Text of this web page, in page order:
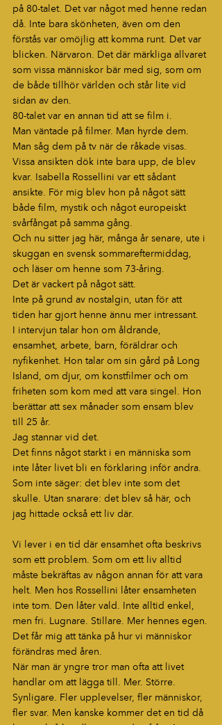
på 80-talet. Det var något med henne redan
då. Inte bara skönheten, även om den
förstås var omöjlig att komma runt. Det var
blicken. Närvaron. Det där märkliga allvaret
som vissa människor bär med sig, som om
de både tillhör världen och står lite vid
sidan av den.
80-talet var en annan tid att se film i.
Man väntade på filmer. Man hyrde dem.
Man såg dem på tv när de råkade visas.
Vissa ansikten dök inte bara upp, de blev
kvar. Isabella Rossellini var ett sådant
ansikte. För mig blev hon på något sätt
både film, mystik och något europeiskt
svårfångat på samma gång.
Och nu sitter jag här, många år senare, ute i
skuggan en svensk sommareftermiddag,
och läser om henne som 73-åring.
Det är vackert på något sätt.
Inte på grund av nostalgin, utan för att
tiden har gjort henne ännu mer intressant.
I intervjun talar hon om åldrande,
ensamhet, arbete, barn, föräldrar och
nyfikenhet. Hon talar om sin gård på Long
Island, om djur, om konstfilmer och om
friheten som kom med att vara singel. Hon
berättar att sex månader som ensam blev
till 25 år.
Jag stannar vid det.
Det finns något starkt i en människa som
inte låter livet bli en förklaring inför andra.
Som inte säger: det blev inte som det
skulle. Utan snarare: det blev så här, och
jag hittade också ett liv där.
Vi lever i en tid där ensamhet ofta beskrivs
som ett problem. Som om ett liv alltid
måste bekräftas av någon annan för att vara
helt. Men hos Rossellini låter ensamheten
inte tom. Den låter vald. Inte alltid enkel,
men fri. Lugnare. Stillare. Mer hennes egen.
Det får mig att tänka på hur vi människor
förändras med åren.
När man är yngre tror man ofta att livet
handlar om att lägga till. Mer. Större.
Synligare. Fler upplevelser, fler människor,
fler svar. Men kanske kommer det en tid då